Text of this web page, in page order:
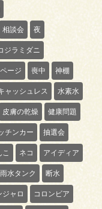
相談会 夜
ジラミダニ
ージ 喪中 神棚
ャッシュレス 水素水
皮膚の乾燥 健康問題
チンカー 抽選会
ネコ アイディア
雨水タンク 断水
ジャロ コロンビア